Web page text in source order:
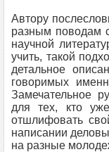
Автору
разным поводам
научной
учить, такой
детальное
говоримых
Замечательное
для тех, кто
отшлифовать
написании
на разные